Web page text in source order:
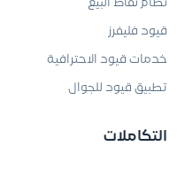
نظام نقاط البيع
قيود فليفرز
خدمات قيود الاحترافية
تطبيق قيود للجوال
التكاملات